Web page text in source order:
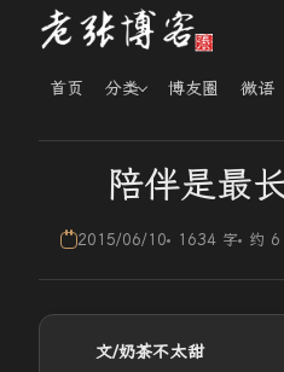
首页 分类 博友圈 微语
陪伴是最
2015/06/10 1634 字 约 6
文/奶茶不太甜